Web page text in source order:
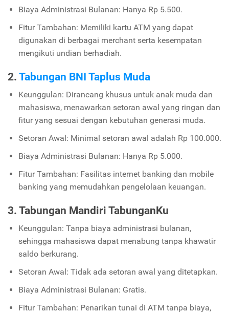
Biaya Administrasi Bulanan: Hanya Rp 5.500.
Fitur Tambahan: Memiliki kartu ATM yang dapat
digunakan di berbagai merchant serta kesempatan
mengikuti undian berhadiah.
2. Tabungan BNI Taplus Muda
Keunggulan: Dirancang khusus untuk anak muda dan
mahasiswa, menawarkan setoran awal yang ringan dan
fitur yang sesuai dengan kebutuhan generasi muda.
Setoran Awal: Minimal setoran awal adalah Rp 100.000.
Biaya Administrasi Bulanan: Hanya Rp 5.000.
Fitur Tambahan: Fasilitas internet banking dan mobile
banking yang memudahkan pengelolaan keuangan.
3. Tabungan Mandiri TabunganKu
Keunggulan: Tanpa biaya administrasi bulanan,
sehingga mahasiswa dapat menabung tanpa khawatir
saldo berkurang.
Setoran Awal: Tidak ada setoran awal yang ditetapkan.
Biaya Administrasi Bulanan: Gratis.
Fitur Tambahan: Penarikan tunai di ATM tanpa biaya,